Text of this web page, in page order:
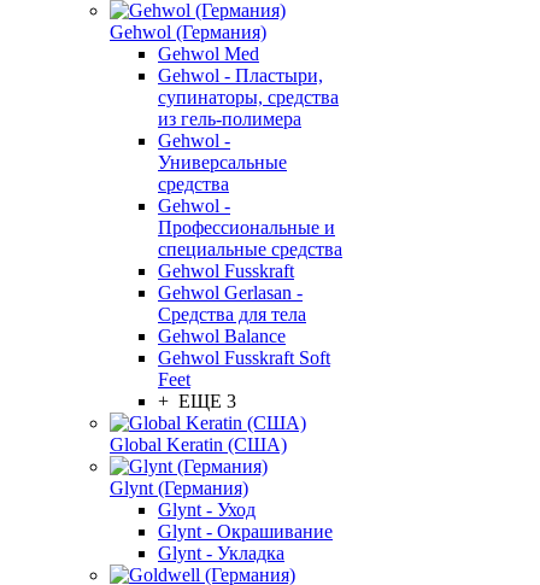
Gehwol (Германия)
Gehwol Med
Gehwol - Пластыри,
супинаторы, средства
из гель-полимера
Gehwol -
Универсальные
средства
Gehwol -
Профессиональные и
специальные средства
Gehwol Fusskraft
Gehwol Gerlasan -
Средства для тела
Gehwol Balance
Gehwol Fusskraft Soft
Feet
+ ЕЩЕ 3
Global Keratin (США)
Glynt (Германия)
Glynt - Уход
Glynt - Окрашивание
Glynt - Укладка